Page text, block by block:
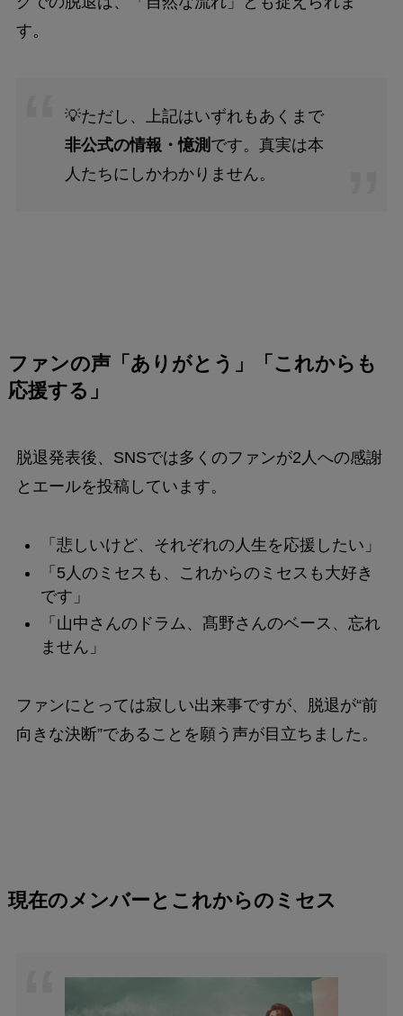
す。
💡ただし、上記はいずれもあくまで
非公式の情報・憶測 です。真実は本
人たちにしかわかりません。
ファンの声「ありがとう」「これからも
応援する」
脱退発表後、SNSでは多くのファンが2人への感謝
とエールを投稿しています。
「悲しいけど、それぞれの人生を応援したい」
「5人のミセスも、これからのミセスも大好き
です」
「山中さんのドラム、髙野さんのベース、忘れ
ません」
ファンにとっては寂しい出来事ですが、脱退が“前
向きな決断”であることを願う声が目立ちました。
現在のメンバーとこれからのミセス